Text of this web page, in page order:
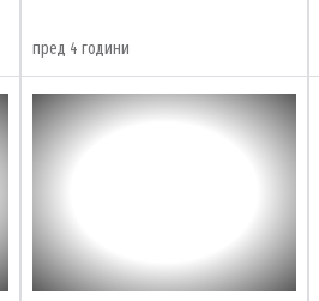
пред 4 години